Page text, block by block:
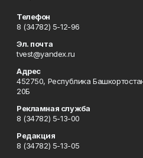
Телефон
8 (34782) 5-12-96
Эл. почта
tvest@yandex.ru
Адрес
452750, Республика
20Б
Рекламная служба
8 (34782) 5-13-00
Редакция
8 (34782) 5-13-05